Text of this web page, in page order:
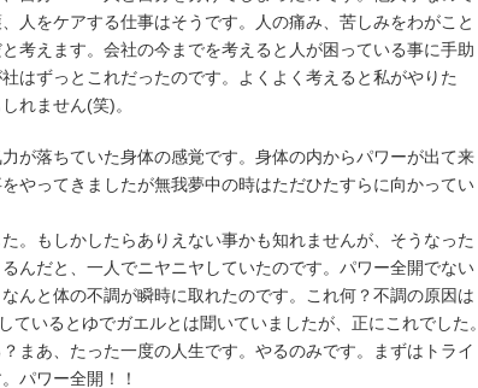
人をケアする仕事はそうです。人の痛み、苦しみをわがこと
考えます。会社の今までを考えると人が困っている事に手助
はずっとこれだったのです。よくよく考えると私がやりた
れません(笑)。
が落ちていた身体の感覚です。身体の内からパワーが出て来
やってきましたが無我夢中の時はただひたすらに向かってい
。もしかしたらありえない事かも知れませんが、そうなった
んだと、一人でニヤニヤしていたのです。パワー全開でない
んと体の不調が瞬時に取れたのです。これ何？不調の原因は
ているとゆでガエルとは聞いていましたが、正にこれでした。
まあ、たった一度の人生です。やるのみです。まずはトライ
パワー全開！！